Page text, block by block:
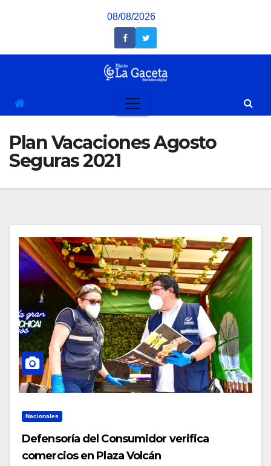
08/08/2026
Plan Vacaciones Agosto
Seguras 2021
Nacionales
Defensoría del Consumidor verifica
comercios en Plaza Volcán